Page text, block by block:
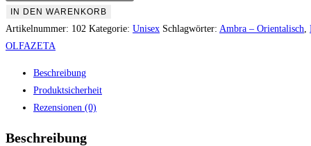
Soft
Rays
IN DEN WARENKORB
Artikelnummer: 102 Kategorie: Unisex Schlagwörter: Ambra – Orientalisch,
OLFAZETA
Beschreibung
Produktsicherheit
Rezensionen (0)
Beschreibung